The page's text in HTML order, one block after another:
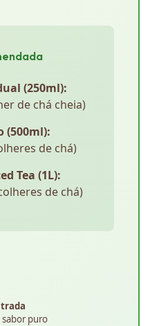
(250ml):
de chá cheia)
(500ml):
de chá)
Tea (1L):
de chá)
sabor puro